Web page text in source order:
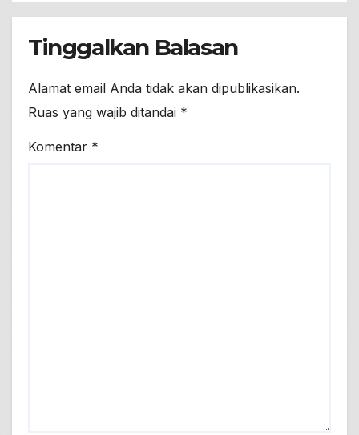
Tinggalkan Balasan
Alamat email Anda tidak akan dipublikasikan.
Ruas yang wajib ditandai *
Komentar *